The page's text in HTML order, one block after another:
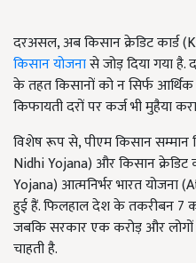
दरअसल, अब किसान क्रेडिट कार्ड
किसान योजनासे जोड़ दिया गया है.
के तहत किसानों को न सिर्फ
किफायती दरों पर कर्ज भी मुहैया
विशेष रूप से, पीएम किसान सम्मान
Nidhi Yojana) और किसान क्रेडिट
Yojana) आत्मनिर्भर भारत
हुई हैं. फिलहाल देश के तकरीबन 7
जबकि सरकार एक करोड़ और लोगों
चाहती है.